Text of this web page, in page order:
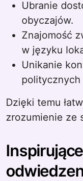
Ubranie
obyczajów.
Znajomość
w języku
Unikanie
Dzięki temu
zrozumienie ze